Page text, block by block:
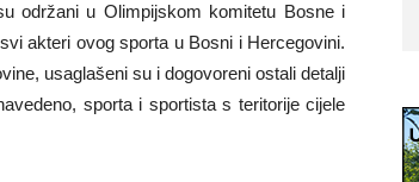
održani u Olimpijskom komitetu Bosne i
akteri ovog sporta u Bosni i Hercegovini.
usaglašeni su i dogovoreni ostali detalji
sporta i sportista s teritorije cijele